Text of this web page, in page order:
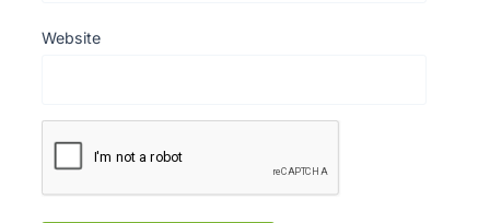
Website